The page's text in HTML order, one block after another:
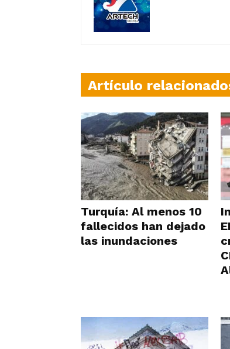
Artículo
Turquía: Al menos 10
fallecidos han dejado
las inundaciones